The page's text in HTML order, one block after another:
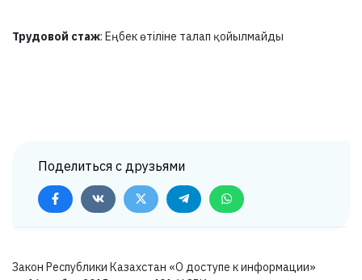
Трудовой стаж: Еңбек өтіліне талап қойылмайды
Поделиться с друзьями
Закон Республики Казахстан «О доступе к информации»